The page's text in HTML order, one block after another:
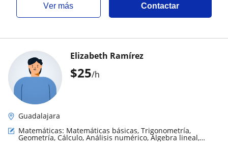
ver más Contactar
$25/h
Elizabeth Ramírez
Guadalajara
Matemáticas: Matemáticas básicas, Trigonometría,
Geometría, Cálculo, Análisis numérico, Álgebra lineal,
Teoría de números, Matemáticas aplicadas, Matemáticas